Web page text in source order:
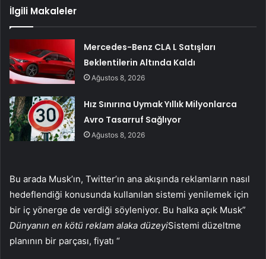
İlgili Makaleler
Mercedes-Benz CLA L Satışları
Beklentilerin Altında Kaldı
Ağustos 8, 2026
Hız Sınırına Uymak Yıllık Milyonlarca
Avro Tasarruf Sağlıyor
Ağustos 8, 2026
Bu arada Musk’ın, Twitter’ın ana akışında reklamların nasıl
hedeflendiği konusunda kullanılan sistemi yenilemek için
bir iç yönerge de verdiği söyleniyor. Bu halka açık Musk”
Dünyanın en kötü reklam alaka düzeyiSistemi düzeltme
planının bir parçası, fiyatı “